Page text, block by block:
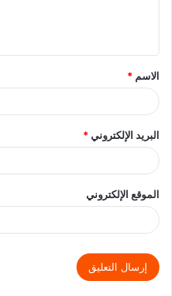
الاسم *
البريد الإلكتروني*
الموقع الإلكتروني